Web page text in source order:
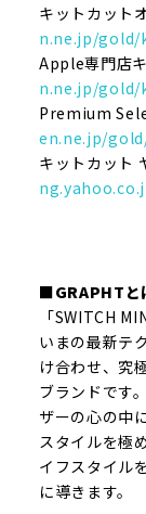
キットカット
n.ne.jp/
Apple専門店
n.ne.jp/
Premium
en.ne.jp/
キットカッ
■GRAPHTと
「SWITCH
いまの最新テ
け合わせ、究
ブランドです
ザーの心の中
スタイルを極
イフスタイル
に導きます。